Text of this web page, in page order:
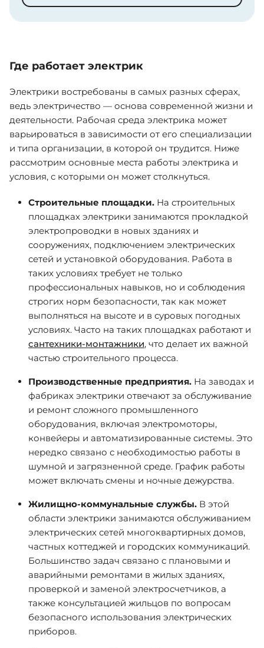
Где работает электрик
Электрики востребованы в самых разных сферах,
ведь электричество — основа современной жизни и
деятельности. Рабочая среда электрика может
варьироваться в зависимости от его специализации
и типа организации, в которой он трудится. Ниже
рассмотрим основные места работы электрика и
условия, с которыми он может столкнуться.
Строительные площадки. На строительных
площадках электрики занимаются прокладкой
электропроводки в новых зданиях и
сооружениях, подключением электрических
сетей и установкой оборудования. Работа в
таких условиях требует не только
профессиональных навыков, но и соблюдения
строгих норм безопасности, так как может
выполняться на высоте и в суровых погодных
условиях. Часто на таких площадках работают и
сантехники-монтажники, что делает их важной
частью строительного процесса.
Производственные предприятия. На заводах и
фабриках электрики отвечают за обслуживание
и ремонт сложного промышленного
оборудования, включая электромоторы,
конвейеры и автоматизированные системы. Это
нередко связано с необходимостью работы в
шумной и загрязненной среде. График работы
может включать смены и ночные дежурства.
Жилищно-коммунальные службы. В этой
области электрики занимаются обслуживанием
электрических сетей многоквартирных домов,
частных коттеджей и городских коммуникаций.
Большинство задач связано с плановыми и
аварийными ремонтами в жилых зданиях,
проверкой и заменой электросчетчиков, а
также консультацией жильцов по вопросам
безопасного использования электрических
приборов.